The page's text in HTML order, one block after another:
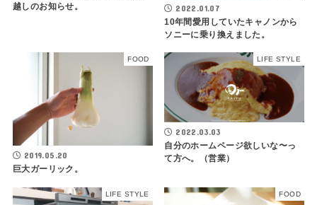
越しのお知らせ。
2022.01.07
10年間愛用していたキャノンから
ソニーに乗り換えました。
FOOD
2019.05.20
巨大ガーリック。
LIFE STYLE
2022.03.03
自分のホームページ欲しいな〜っ
て方へ。（営業）
LIFE STYLE FOOD